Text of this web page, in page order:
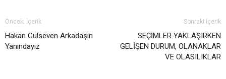
Önceki İçerik
Hakan Gülseven Arkadaşın
Yanındayız
Sonraki İçerik
SEÇİMLER YAKLAŞIRKEN
GELİŞEN DURUM, OLANAKLAR
VE OLASILIKLAR